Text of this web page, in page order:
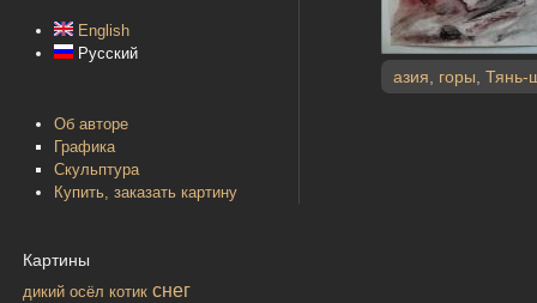
English
Русский
Об авторе
Графика
Скульптура
Купить, заказать картину
Картины
дикий осёл котик снег
азия горы Тянь-